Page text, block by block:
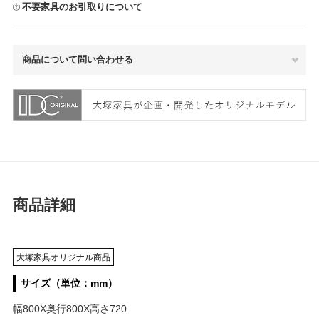
不要家具のお引取りについて
商品について問い合わせる
商品詳細
大塚家具オリジナル商品
サイズ（単位：mm）
幅800X奥行800X高さ720